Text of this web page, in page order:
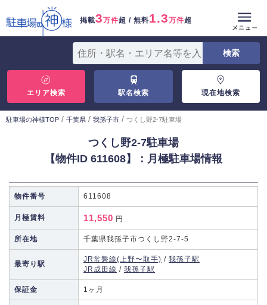
掲載3万件超 / 無料1.3万件超
エリア検索 駅名検索 現在地検索
駐車場の神様TOP / 千葉県 / 我孫子市 / つくし野2-7駐車場
つくし野2-7駐車場
【物件ID 611608】：月極駐車場情報
物件番号 611608
月極賃料 11,550 円
所在地 千葉県我孫子市つくし野2-7-5
最寄り駅
JR常磐線(上野〜取手) / 我孫子駅
JR成田線 / 我孫子駅
保証金 1ヶ月